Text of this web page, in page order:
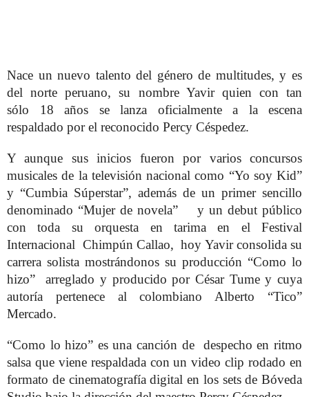
Nace un nuevo talento del género de multitudes, y es
del norte peruano, su nombre Yavir quien con tan
sólo 18 años se lanza oficialmente a la escena
respaldado por el reconocido Percy Céspedez.
Y aunque sus inicios fueron por varios concursos
musicales de la televisión nacional como “Yo soy Kid”
y “Cumbia Súperstar”, además de un primer sencillo
denominado “Mujer de novela” y un debut público
con toda su orquesta en tarima en el Festival
Internacional Chimpún Callao, hoy Yavir consolida su
carrera solista mostrándonos su producción “Como lo
hizo” arreglado y producido por César Tume y cuya
autoría pertenece al colombiano Alberto “Tico”
Mercado.
“Como lo hizo” es una canción de despecho en ritmo
salsa que viene respaldada con un video clip rodado en
formato de cinematografía digital en los sets de Bóveda